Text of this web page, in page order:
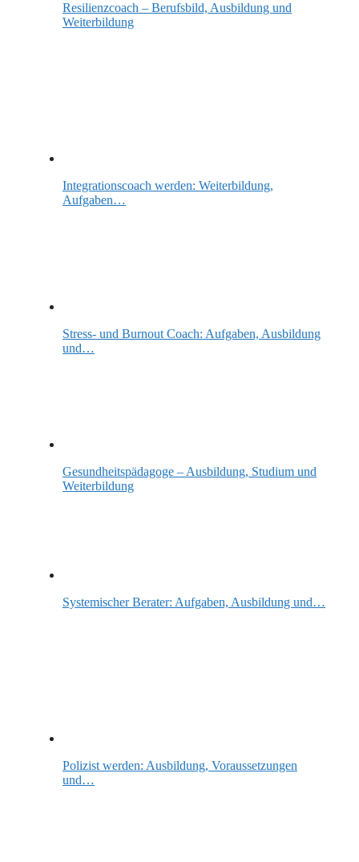
Resilienzcoach – Berufsbild, Ausbildung und
Weiterbildung
Integrationscoach werden: Weiterbildung,
Aufgaben…
Stress- und Burnout Coach: Aufgaben, Ausbildung
und…
Gesundheitspädagoge – Ausbildung, Studium und
Weiterbildung
Systemischer Berater: Aufgaben, Ausbildung und…
Polizist werden: Ausbildung, Voraussetzungen
und…